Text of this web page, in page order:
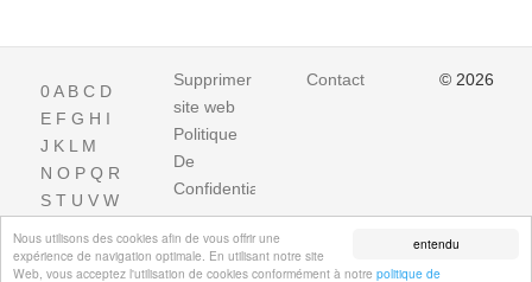
entendu
Nous utilisons des cookies afin de vous offrir une
expérience de navigation optimale. En utilisant notre site
Web, vous acceptez l'utilisation de cookies conformément à notre politique de
0A B C D
E F G H I
J K L M
N O P Q R
S T U V W
Supprimer
site web
Politique
De
Confidentialite
Contact © 2026